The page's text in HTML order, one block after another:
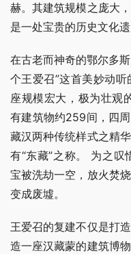
赫。其建筑规模之庞大
是一处宝贵的历史文化遗
在古老而神奇的鄂尔多
个王爱召”这首美妙动
座规模宏大，极为壮观
有建筑物约259间，四
藏汉两种传统样式之精
有“东藏”之称。 为之叹
宝被洗劫一空，放火焚
变成废墟。
王爱召的复建不仅是打
造一座汉藏蒙的建筑博